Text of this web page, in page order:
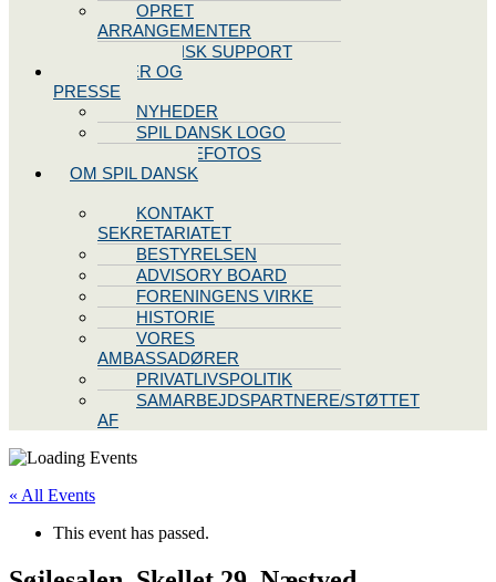
OPRET
ARRANGEMENTER
TEKNISK SUPPORT
NYHEDER OG
PRESSE
NYHEDER
SPIL DANSK LOGO
PRESSEFOTOS
OM SPIL DANSK
KONTAKT
SEKRETARIATET
BESTYRELSEN
ADVISORY BOARD
FORENINGENS VIRKE
HISTORIE
VORES
AMBASSADØRER
PRIVATLIVSPOLITIK
SAMARBEJDSPARTNERE/STØTTET
AF
« All Events
This event has passed.